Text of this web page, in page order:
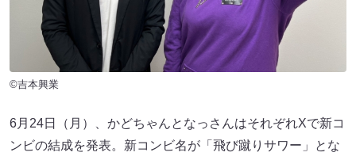
©吉本興業
6月24日（月）、かどちゃんとなっさんはそれぞれXで新コ
ンビの結成を発表。新コンビ名が「飛び蹴りサワー」とな